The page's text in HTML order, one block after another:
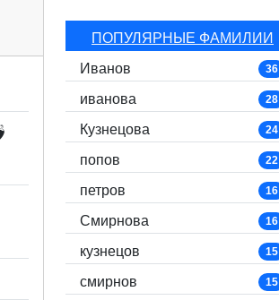
ПОПУЛЯРНЫЕ ФАМИЛИИ
Иванов
36
иванова 28
Кузнецова 24
попов 22
петров 16
Смирнова 16
кузнецов 15
смирнов 15